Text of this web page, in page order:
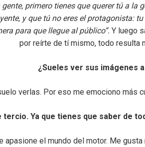
primero tienes que querer tú a la
y que tú no eres el protagonista:
para que llegue al público”. Y luego
por reírte de tí mismo, todo resulta
¿Sueles ver sus imágenes
verlas. Por eso me emociono más
tercio. Ya que tienes que saber de
apasione el mundo del motor. Me